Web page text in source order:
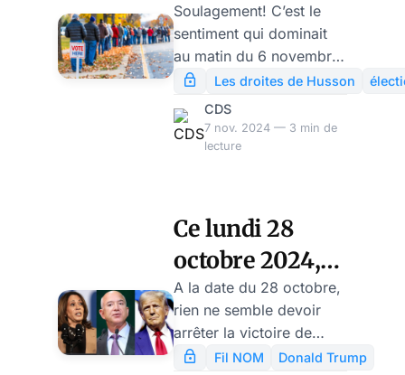
américain est le
premier héros
du 5 novembre
2024
Soulagement! C’est le
sentiment qui dominait
au matin du 6 novembre
2024. En votant
nettement, sans aucune
contestation possible,
pour Donald Trump, le
américaines et revigoré
la démocratie. On peut
même dire que le
premier héros de la
journée du 5 novembre,
c’est ce peuple américain
qui avait comme hantise
Les droites de Husson
CDS
7 nov. 2024 — 3 min de
lecture
Ce lundi 28
octobre 2024,
les sondages
donnent Trump
gagnant
A la date du 28 octobre,
rien ne semble devoir
arrêter la victoire de
Donald Trump – sinon
Fil NOM
Donald Trump